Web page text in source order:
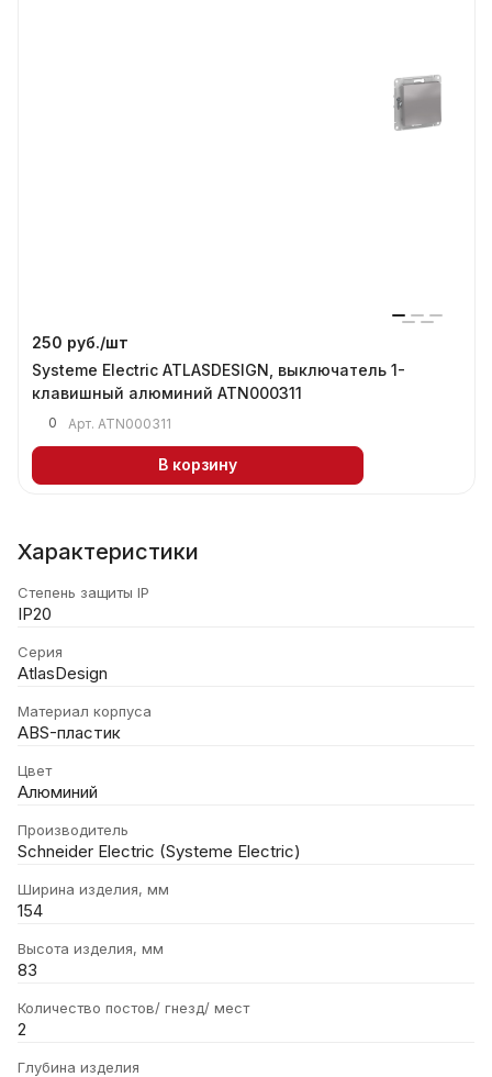
250 руб./шт
Systeme Electric ATLASDESIGN, выключатель 1-
клавишный алюминий ATN000311
0 Арт. ATN000311
В корзину
Характеристики
Степень защиты IP
IP20
Серия
AtlasDesign
Материал корпуса
ABS-пластик
Цвет
Алюминий
Производитель
Schneider Electric (Systeme Electric)
Ширина изделия, мм
154
Высота изделия, мм
83
Количество постов/ гнезд/ мест
2
Глубина изделия